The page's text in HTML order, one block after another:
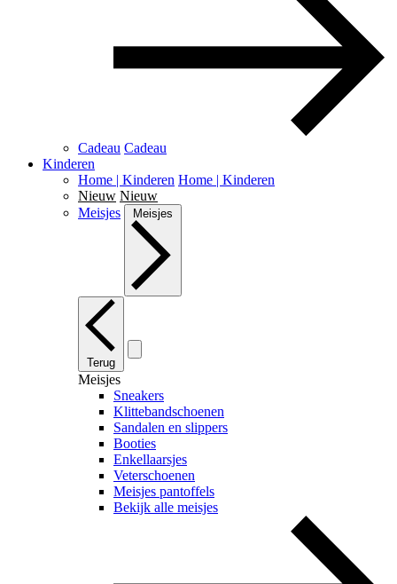
Cadeau Cadeau
Kinderen
Home | Kinderen Home | Kinderen
Nieuw Nieuw
Meisjes
Meisjes
Terug
Meisjes
Sneakers
Klittebandschoenen
Sandalen en slippers
Booties
Enkellaarsjes
Veterschoenen
Meisjes pantoffels
Bekijk alle meisjes